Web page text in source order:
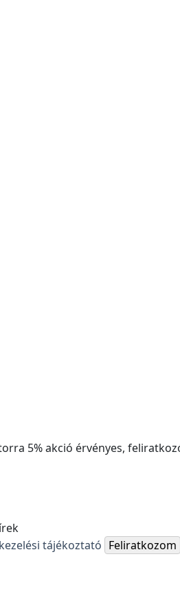
5% akció érvényes,
tájékoztató Feliratkozom